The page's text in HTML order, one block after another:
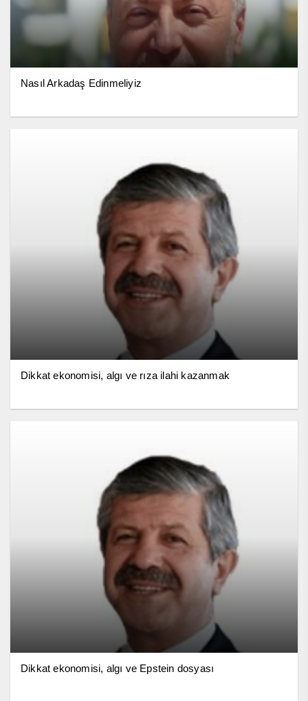
Nasıl Arkadaş Edinmeliyiz
Dikkat ekonomisi, algı ve rıza ilahi kazanmak
Dikkat ekonomisi, algı ve Epstein dosyası